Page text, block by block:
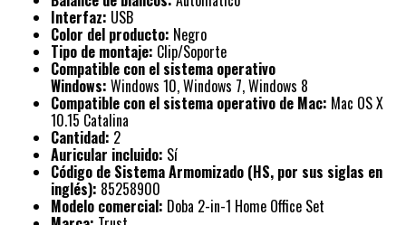
Interfaz: USB
Color del producto: Negro
Tipo de montaje: Clip/Soporte
Compatible con el sistema operativo
Windows: Windows 10, Windows 7, Windows 8
Compatible con el sistema operativo de Mac: Mac OS X
10.15 Catalina
Cantidad: 2
Auricular incluido: Sí
Código de Sistema Armomizado (HS, por sus siglas en
inglés): 85258900
Modelo comercial: Doba 2-in-1 Home Office Set